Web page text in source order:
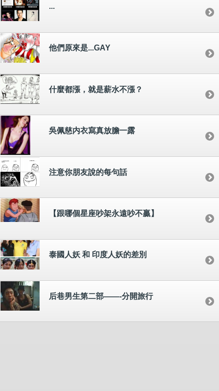
...
他們原來是...GAY
什麼都漲，就是薪水不漲？
吳佩慈内衣寫真放膽一露
注意你朋友說的每句話
【跟哪個星座吵架永遠吵不贏】
泰國人妖 和 印度人妖的差別
后巷男生第二部——-分開旅行